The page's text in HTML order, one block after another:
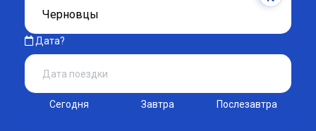
Дата?
Сегодня Завтра Послезавтра